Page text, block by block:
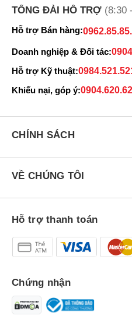
TỔNG ĐÀI HỖ TRỢ (8:30
Hỗ trợ Bán hàng:
Doanh nghiệp & Đối tác:
Hỗ trợ Kỹ thuật:
Khiếu nại, góp ý:
CHÍNH SÁCH
VỀ CHÚNG TÔI
Hỗ trợ thanh toán
Chứng nhận